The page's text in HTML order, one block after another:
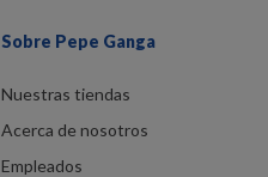
Sobre Pepe Ganga
Nuestras tiendas
Acerca de nosotros
Empleados